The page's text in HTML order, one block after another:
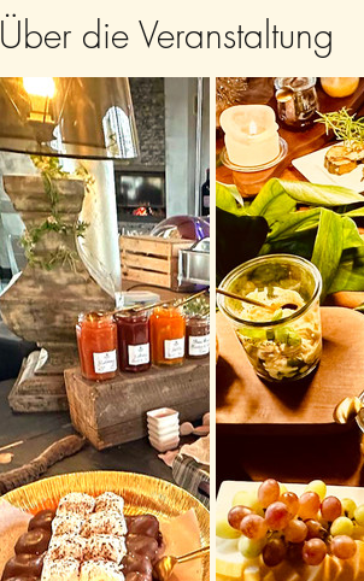
Über die Veranstaltung